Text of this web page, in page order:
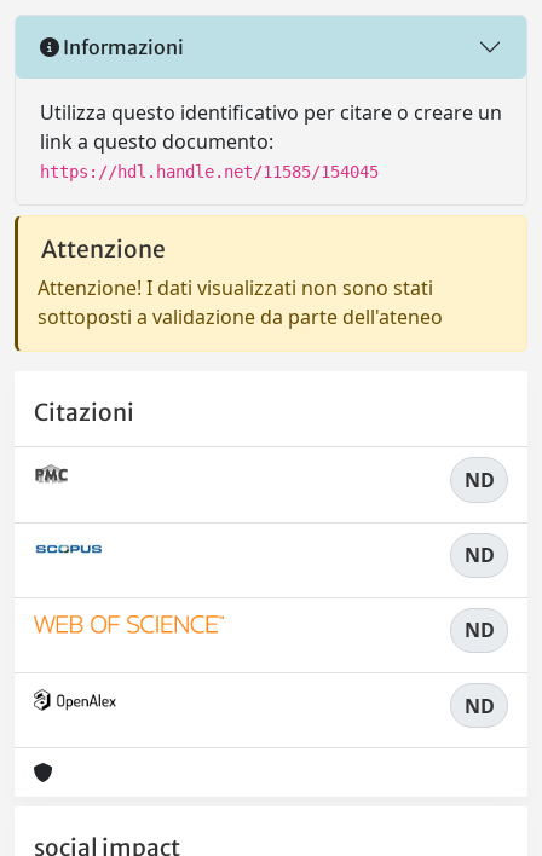
Informazioni
Utilizza questo identificativo per citare o creare un
link a questo documento:
https://hdl.handle.net/11585/154045
Attenzione
Attenzione! I dati visualizzati non sono stati
sottoposti a validazione da parte dell'ateneo
Citazioni
ND
ND
ND
ND
social impact